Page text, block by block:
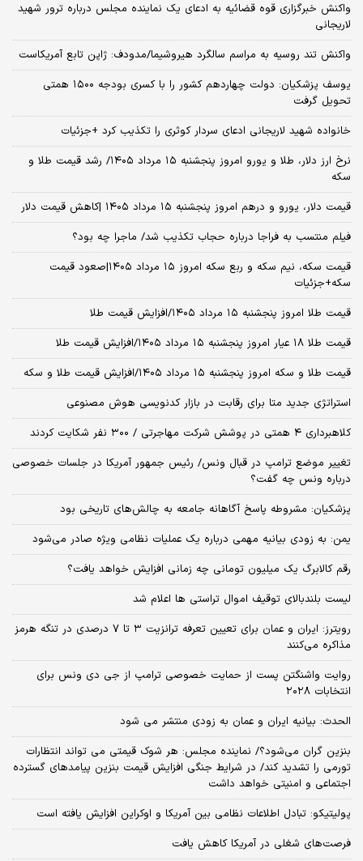
واکنش خبرگزاری قوه قضائیه به ادعای یک نماینده مجلس درباره ترور شهید
لاریجانی
واکنش تند روسیه به مراسم سالگرد هیروشیما/مدودف: ژاپن تابع آمریکاست
یوسف پزشکیان: دولت چهاردهم کشور را با کسری بودجه ۱۵۰۰ همتی
تحویل گرفت
خانواده شهید لاریجانی ادعای سردار کوثری را تکذیب کرد +جزئیات
نرخ ارز دلار، طلا و یورو امروز پنجشنبه ۱۵ مرداد ۱۴۰۵/ رشد قیمت طلا و
سکه
قیمت دلار، یورو و درهم امروز پنجشنبه ۱۵ مرداد ۱۴۰۵ |کاهش قیمت دلار
فیلم منتسب به فراجا درباره حجاب تکذیب شد/ ماجرا چه بود؟
قیمت سکه، نیم سکه و ربع سکه امروز ۱۵ مرداد ۱۴۰۵|صعود قیمت
سکه+جزئیات
قیمت طلا امروز پنجشنبه ۱۵ مرداد ۱۴۰۵/افزایش قیمت طلا
قیمت طلا ۱۸ عیار امروز پنجشنبه ۱۵ مرداد ۱۴۰۵/افزایش قیمت طلا
قیمت طلا و سکه امروز پنجشنبه ۱۵ مرداد ۱۴۰۵/افزایش قیمت طلا و سکه
استراتژی جدید متا برای رقابت در بازار کدنویسی هوش مصنوعی
کلاهبرداری ۴ همتی در پوشش شرکت مهاجرتی / ۳۰۰ نفر شکایت کردند
تغییر موضع ترامپ در قبال ونس/ رئیس جمهور آمریکا در جلسات خصوصی
درباره ونس چه گفت؟
پزشکیان: مشروطه پاسخ آگاهانه جامعه به چالش‌های تاریخی بود
یمن: به زودی بیانیه مهمی درباره یک عملیات نظامی ویژه صادر می‌شود
رقم کالابرگ یک میلیون تومانی چه زمانی افزایش خواهد یافت؟
لیست بلندبالای توقیف اموال تراستی ها اعلام شد
رویترز: ایران و عمان برای تعیین تعرفه ترانزیت ۳ تا ۷ درصدی در تنگه هرمز
مذاکره می‌کنند
روایت واشنگتن پست از حمایت خصوصی ترامپ از جی دی ونس برای
انتخابات ۲۰۲۸
الحدث: بیانیه ایران و عمان به زودی منتشر می شود
بنزین گران می‌شود؟/ نماینده مجلس: هر شوک قیمتی می تواند انتظارات
تورمی را تشدید کند/ در شرایط جنگی افزایش قیمت بنزین پیامدهای گسترده
اجتماعی و امنیتی خواهد داشت
پولیتیکو: تبادل اطلاعات نظامی بین آمریکا و اوکراین افزایش یافته است
فرصت‌های شغلی در آمریکا کاهش یافت